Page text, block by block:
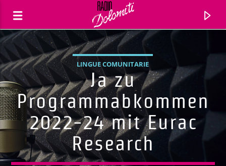
LINGUE COMUNITARIE
Ja zu
Programmabkommen
2022-24 mit Eurac
Research